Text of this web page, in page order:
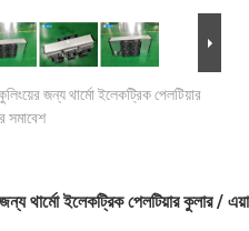
জন্য থার্মো ইলেকট্রিক পেলটিয়ার
সমাবেশ
থার্মো ইলেকট্রিক পেলটিয়ার কুলার /